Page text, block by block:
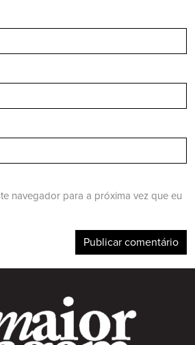
navegador para a próxima vez que eu